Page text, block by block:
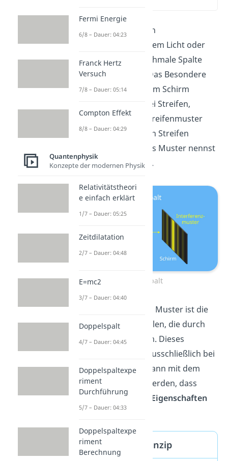
DerDoppelspalt
ist ein
Versuchsaufbau, bei dem Licht oder
Teilchen durch zwei schmale Spalte
geschossen werden. Das Besondere
hierbei ist, dass auf dem Schirm
dahinter nicht nur zwei Streifen,
sondern ein ganzes Streifenmuster
aus hellen und dunklen Streifen
abgebildet wird. Dieses Muster nennst
duInterferenzmuster .
Doppelspalt
Verantwortlich für das Muster ist die
Überlagerung
der Wellen, die durch
beide Spalte entstehen. Dieses
Phänomen tritt aber ausschließlich bei
Wellen auf. Dadurch kann mit dem
Doppelspalt gezeigt werden, dass
TeilchenauchWellen-Eigenschaften
haben.
Huygenssches Prinzip
Fermi Energie
6/8 – Dauer: 04:23
Franck Hertz
Versuch
7/8 – Dauer: 05:14
Compton Effekt
8/8 – Dauer: 04:29
Quantenphysik
Konzepte der modernen Physik
Relativitätstheori
e einfach erklärt
1/7 – Dauer: 05:25
Zeitdilatation
2/7 – Dauer: 04:48
E=mc2
3/7 – Dauer: 04:40
Doppelspalt
4/7 – Dauer: 04:45
Doppelspaltexpe
riment
Durchführung
5/7 – Dauer: 04:33
Doppelspaltexpe
riment
Berechnung